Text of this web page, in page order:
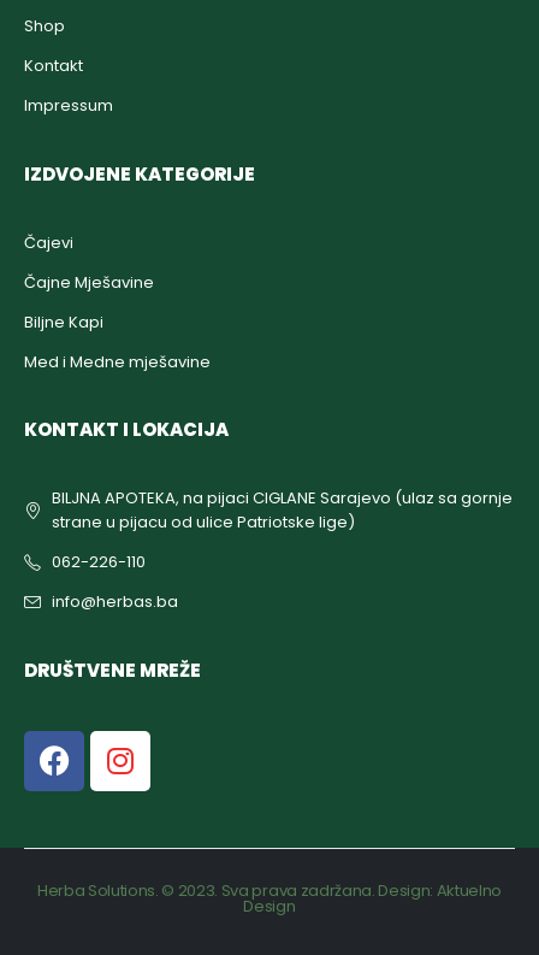
Shop
Kontakt
Impressum
IZDVOJENE KATEGORIJE
Čajevi
Čajne Mješavine
Biljne Kapi
Med i Medne mješavine
KONTAKT I LOKACIJA
BILJNA APOTEKA, na pijaci CIGLANE Sarajevo (ulaz sa gornje
strane u pijacu od ulice Patriotske lige)
062-226-110
info@herbas.ba
DRUŠTVENE MREŽE
Herba Solutions. © 2023. Sva prava zadržana. Design: Aktuelno
Design